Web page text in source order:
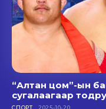
“Алтан цом”-ын
сугалаагаар
СПОРТ 2025-10-20